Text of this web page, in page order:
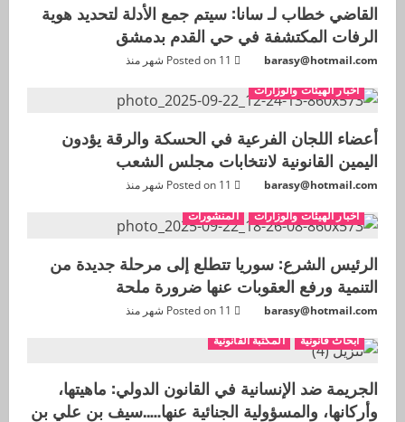
القاضي خطاب لـ سانا: سيتم جمع الأدلة لتحديد هوية
الرفات المكتشفة في حي القدم بدمشق
barasy@hotmail.com
اخبار الهيئات والوزارات
أعضاء اللجان الفرعية في الحسكة والرقة يؤدون
اليمين القانونية لانتخابات مجلس الشعب
barasy@hotmail.com
اخبار الهيئات والوزارات
المنشورات
الرئيس الشرع: سوريا تتطلع إلى مرحلة جديدة من
التنمية ورفع العقوبات عنها ضرورة ملحة
barasy@hotmail.com
ابحاث قانونية
المكتبة القانونية
الجريمة ضد الإنسانية في القانون الدولي: ماهيتها،
وأركانها، والمسؤولية الجنائية عنها…..سيف بن علي بن